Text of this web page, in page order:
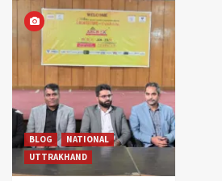
BLOG
NATIONAL
UTTRAKHAND